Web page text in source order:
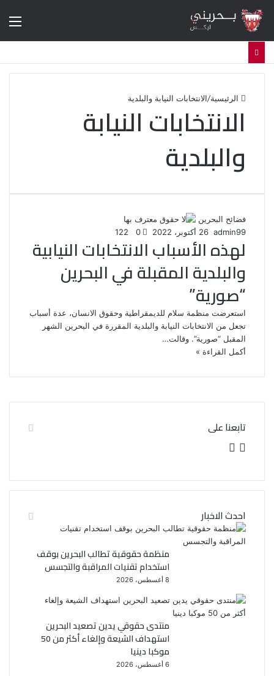
الرئيسية/الانتخابات النيابة والبلدية
الانتخابات النيابة
والبلدية
فضائح البحرين
admin99 26 أكتوبر، 2022 0
لهذه الأسباب الانتخابات النيابية
والبلدية المقبلة في البحرين
“صورية”
استعرضت منظمة سلام للديمقراطية وحقوق الانسان، عدة أسباب
تجعل من الانتخابات النيابة والبلدية المقررة في البحرين الشهر
المقبل “صورية”. وقالت…
أكمل القراءة »
تابعنا على
ف
ب
و
ت
ر
احدث الاخبار
منظمة حقوقية تطالب البحرين بوقف
استخدام تقنيات المراقبة والتجسس
8 أغسطس، 2026
منتدى حقوقي يدين تصعيد البحرين
استهداف الشيعة وإلغاء أكثر من 50
موكبا دينيا
6 أغسطس، 2026